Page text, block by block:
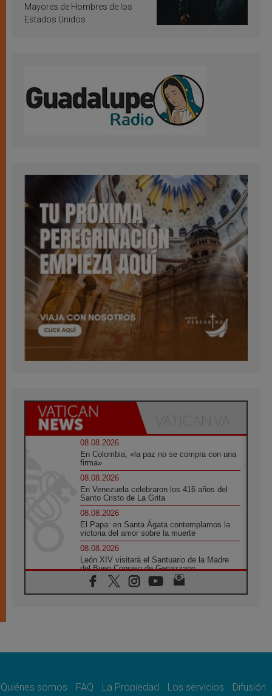
Mayores de Hombres de los
Estados Unidos
08.08.2026
En Colombia, «la paz no se compra con una
firma»
08.08.2026
En Venezuela celebraron los 416 años del
Santo Cristo de La Grita
08.08.2026
El Papa: en Santa Ágata contemplamos la
victoria del amor sobre la muerte
08.08.2026
León XIV visitará el Santuario de la Madre
del Buen Consejo de Genazzano
07.08.2026
Filipinas: el Vicariato Apostólico de Calapán
07.08.2026
07.08.2026
Quiénes somos FAQ La Propiedad Los servicios Difusión